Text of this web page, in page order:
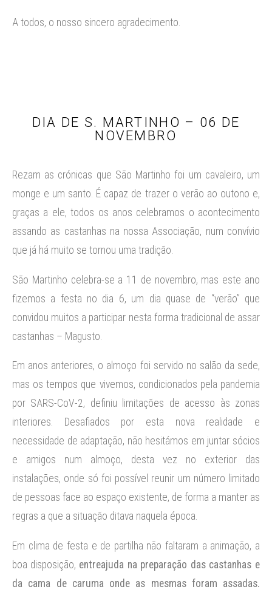
A todos, o nosso sincero agradecimento.
DIA DE S. MARTINHO – 06 DE
NOVEMBRO
Rezam as crónicas que São Martinho foi um cavaleiro, um
monge e um santo. É capaz de trazer o verão ao outono e,
graças a ele, todos os anos celebramos o acontecimento
assando as castanhas na nossa Associação, num convívio
que já há muito se tornou uma tradição.
São Martinho celebra-se a 11 de novembro, mas este ano
fizemos a festa no dia 6, um dia quase de “verão” que
convidou muitos a participar nesta forma tradicional de assar
castanhas – Magusto.
Em anos anteriores, o almoço foi servido no salão da sede,
mas os tempos que vivemos, condicionados pela pandemia
por SARS-CoV-2, definiu limitações de acesso às zonas
interiores. Desafiados por esta nova realidade e
necessidade de adaptação, não hesitámos em juntar sócios
e amigos num almoço, desta vez no exterior das
instalações, onde só foi possível reunir um número limitado
de pessoas face ao espaço existente, de forma a manter as
regras a que a situação ditava naquela época.
Em clima de festa e de partilha não faltaram a animação, a
boa disposição, entreajuda na preparação das castanhas e
da cama de caruma onde as mesmas foram assadas.